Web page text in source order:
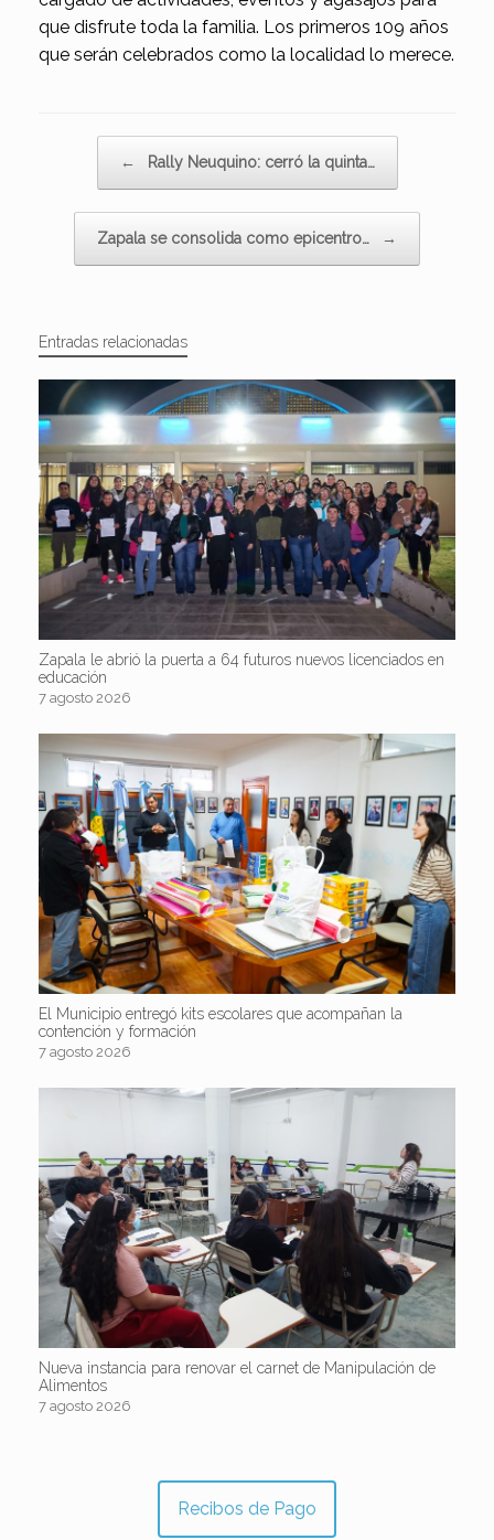
que disfrute toda la familia. Los primeros 109 años
que serán celebrados como la localidad lo merece.
← Rally Neuquino: cerró la quinta…
Zapala se consolida como epicentro… →
Entradas relacionadas
Zapala le abrió la puerta a 64 futuros nuevos licenciados en
educación
7 agosto 2026
El Municipio entregó kits escolares que acompañan la
contención y formación
7 agosto 2026
Nueva instancia para renovar el carnet de Manipulación de
Alimentos
7 agosto 2026
Recibos de Pago